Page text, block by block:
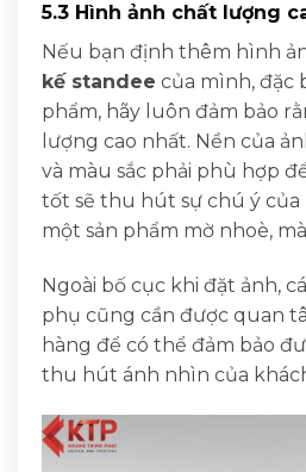
5.3 Hình ảnh chất lượng
Nếu bạn định thêm hình
kế standee của mình, đặc
phẩm, hãy luôn đảm bảo
lượng cao nhất. Nền của
và màu sắc phải phù hợp
tốt sẽ thu hút sự chú ý của
một sản phẩm mờ nhoè,
Ngoài bố cục khi đặt ảnh,
phụ cũng cần được quan
hàng để có thể đảm bảo
thu hút ánh nhìn của